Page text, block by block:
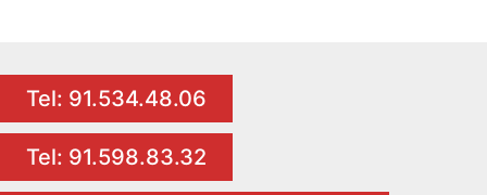
Tel: 91.534.48.06
Tel: 91.598.83.32